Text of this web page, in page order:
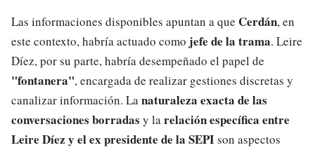
Las informaciones disponibles apuntan a que Cerdán, en
este contexto, habría actuado como jefe de la trama. Leire
Díez, por su parte, habría desempeñado el papel de
"fontanera", encargada de realizar gestiones discretas y
canalizar información. Lanaturaleza exacta de las
conversaciones borradas y larelación específica entre
Leire Díez y el ex presidente de la SEPIson aspectos